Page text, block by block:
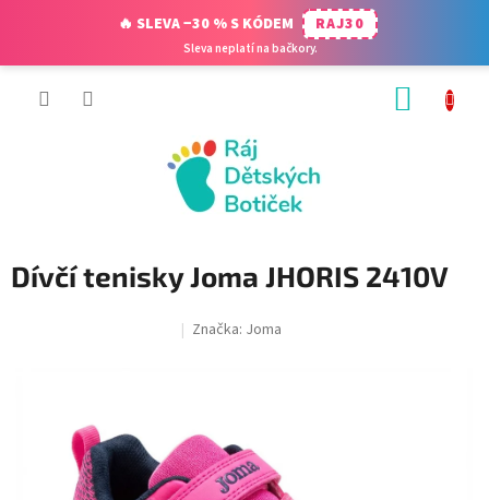
Dívčí tenisky Joma JHORIS 2410V
Značka: Joma
🔥 SLEVA −30 % S KÓDEM RAJ30
Sleva neplatí na bačkory.